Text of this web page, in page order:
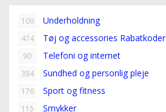
109 Underholdning
474 Tøj og accessories Rabatkoder
90 Telefoni og internet
384 Sundhed og personlig pleje
176 Sport og fitness
115 Smykker